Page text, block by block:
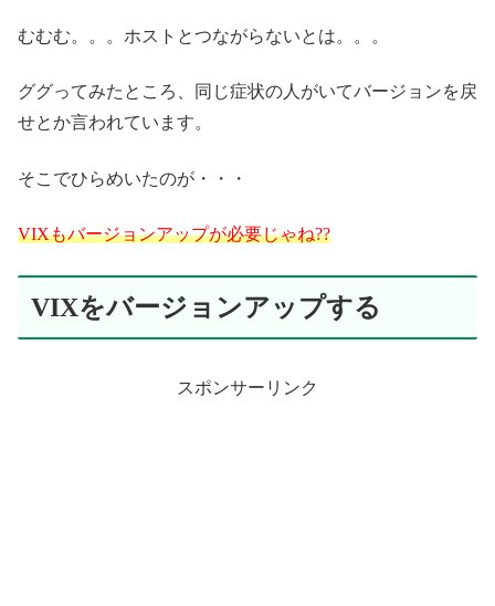
むむむ。。。ホストとつながらないとは。。。
ググってみたところ、同じ症状の人がいてバージョンを戻
せとか言われています。
そこでひらめいたのが・・・
VIXもバージョンアップが必要じゃね??
VIXをバージョンアップする
スポンサーリンク